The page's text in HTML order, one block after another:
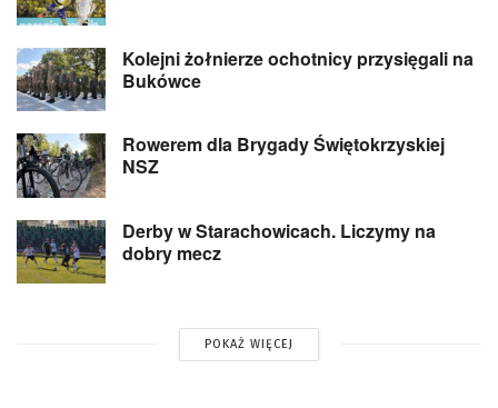
Kolejni żołnierze ochotnicy przysięgali na
Bukówce
Rowerem dla Brygady Świętokrzyskiej
NSZ
Derby w Starachowicach. Liczymy na
dobry mecz
POKAŻ WIĘCEJ